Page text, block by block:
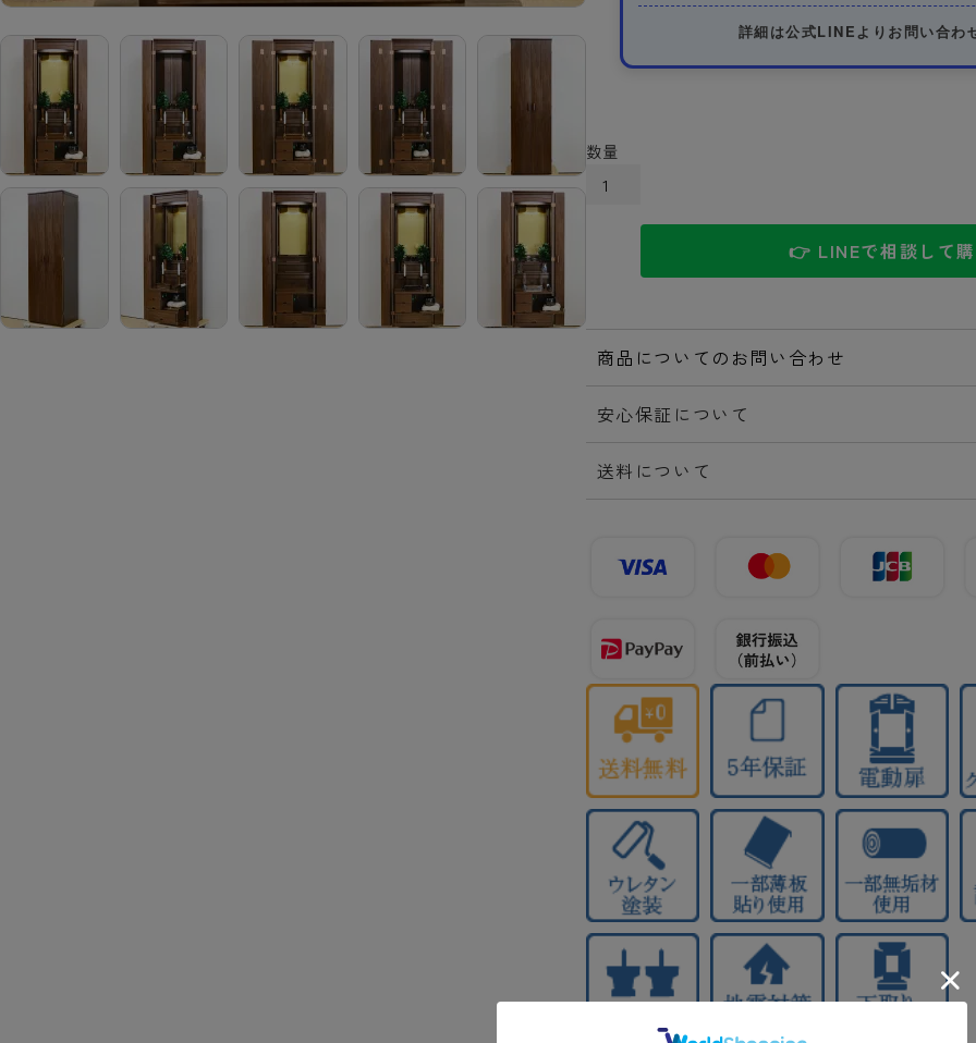
詳細は公式LINEよりお問い合わ
👉 LINEで相談して
商品についてのお問い合わせ
安心保証について
送料について